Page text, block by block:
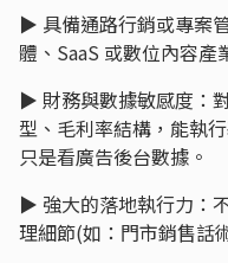
▶ 具備通路行銷或專案
體、SaaS 或數位內容產
▶ 財務與數據敏感度：
型、毛利率結構，能執
只是看廣告後台數據。
▶ 強大的落地執行力 ：
理細節(如：門市銷售話